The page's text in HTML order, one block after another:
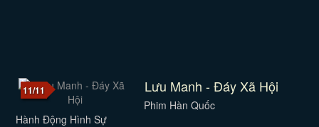
11/11 Lưu Manh - Đáy Xã Hội
Phim Hàn Quốc
Hành Động Hình Sự